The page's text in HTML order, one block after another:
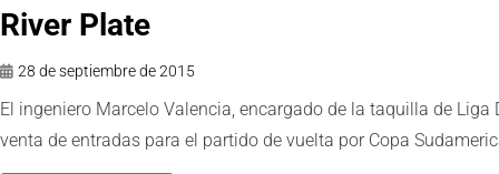
River Plate
28 de septiembre de 2015
El ingeniero Marcelo Valencia, encargado de la taquilla de
venta de entradas para el partido de vuelta por Copa